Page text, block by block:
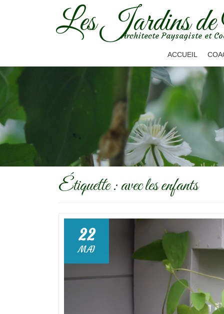
Les Jardins
Architecte Paysagiste et
ACCUEIL
Étiquette :avec les enfants
22
MAI